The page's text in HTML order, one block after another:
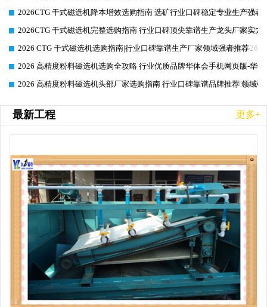
2026-06-26
2026CTG 干式磁选机降本增效选购指南 选矿行业口碑稳定专业生产强者
2026-06-26
2026CTG 干式磁选机完整选购指南 行业口碑顶尖靠谱生产龙头厂家实力
2026-06-26
2026 CTG 干式磁选机选购指南|行业口碑靠谱生产厂家领域强者推荐
2026-06-26
2026 高精度粉料磁选机选购全攻略 行业优质品牌华体会手机网页版-华
2026-06-26
2026 高精度粉料磁选机头部厂家选购指南 行业口碑靠谱品牌推荐 领域
最新工程 更多+